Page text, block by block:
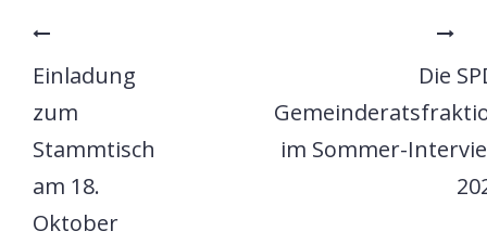
Einladung
zum
Stammtisch
am 18.
Oktober
Die
im Sommer-